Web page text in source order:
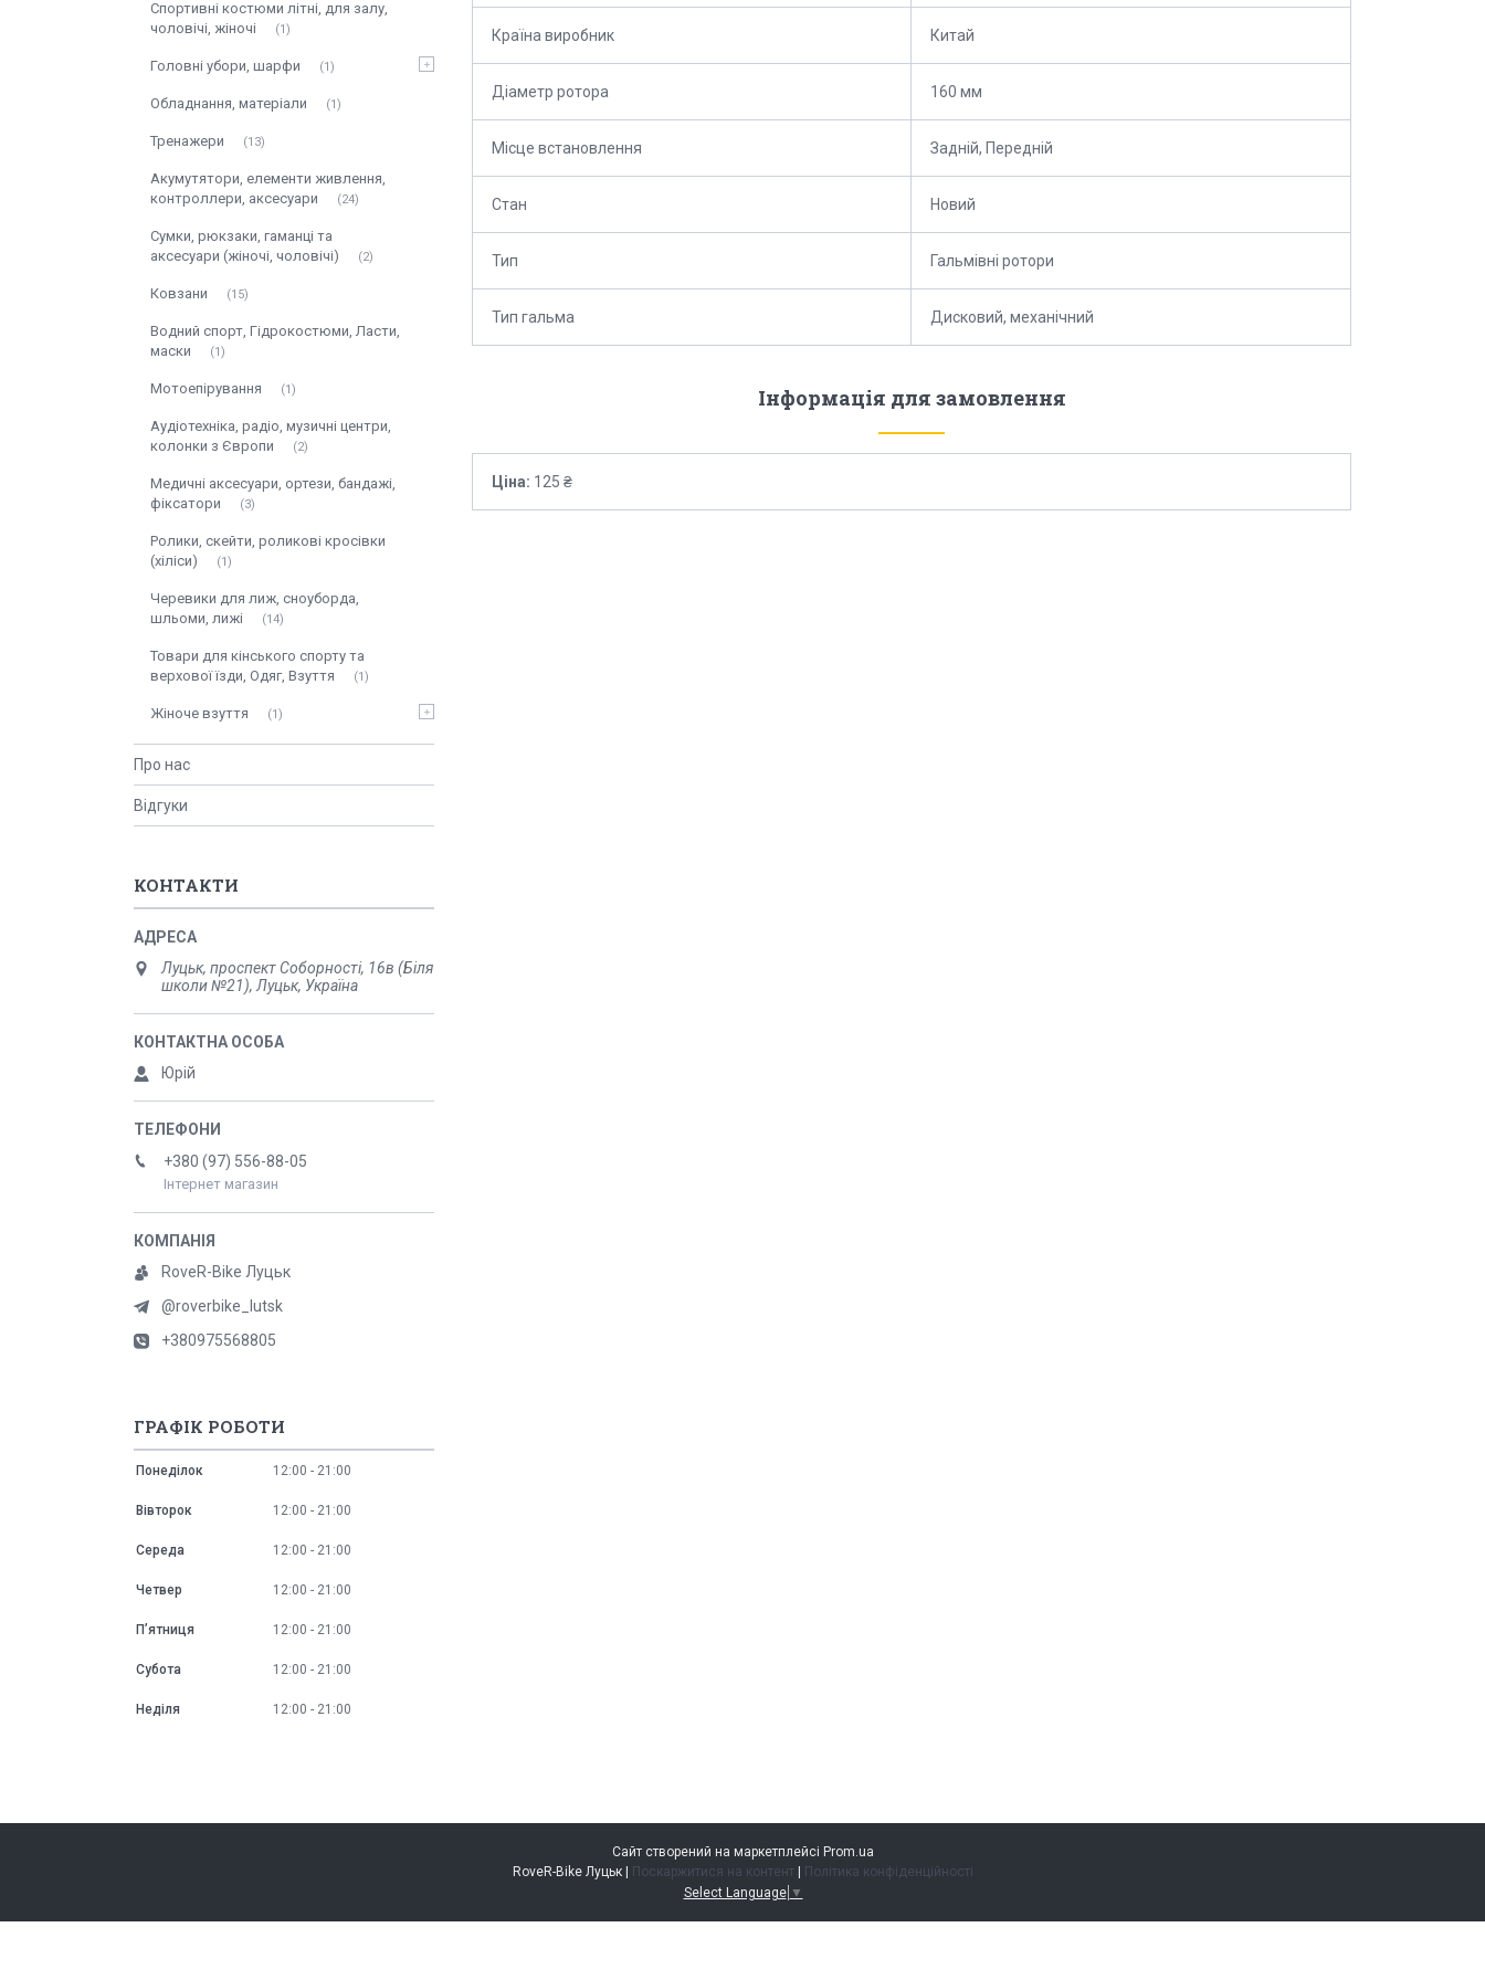
Країна виробник Китай
Діаметр ротора 160 мм
Місце встановлення Задній, Передній
Стан Новий
Тип Гальмівні ротори
Тип гальма Дисковий, механічний
Інформація для замовлення
Ціна: 125 ₴
Спортивні костюми літні, для залу,
чоловічі, жіночі
1
Головні убори, шарфи 1
Обладнання, матеріали 1
Тренажери 13
Акумутятори, елементи живлення,
контроллери, аксесуари
24
Сумки, рюкзаки, гаманці та
аксесуари (жіночі, чоловічі)
2
Ковзани 15
Водний спорт, Гідрокостюми, Ласти,
маски
1
Мотоепірування 1
Аудіотехніка, радіо, музичні центри,
колонки з Європи
2
Медичні аксесуари, ортези, бандажі,
фіксатори
3
Ролики, скейти, роликові кросівки
(хіліси)
1
Черевики для лиж, сноуборда,
шльоми, лижі
14
Товари для кінського спорту та
верхової їзди, Одяг, Взуття
1
Жіноче взуття 1
Про нас
Відгуки
КОНТАКТИ
Луцьк, проспект Соборності, 16в (Біля
школи №21), Луцьк, Україна
Юрій
+380 (97) 556-88-05
Інтернет магазин
RoveR-Bike Луцьк
@roverbike_lutsk
+380975568805
ГРАФІК РОБОТИ
Понеділок 12:00 21:00
Вівторок 12:00 21:00
Середа 12:00 21:00
Четвер 12:00 21:00
Пʼятниця 12:00 21:00
Субота 12:00 21:00
Неділя 12:00 21:00
Сайт створений на маркетплейсі Prom.ua
Поскаржитися на контент
Політика конфіденційності
Select Language ▼